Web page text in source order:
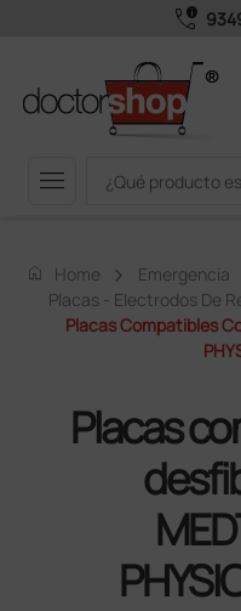
call_quality
menu
home Home Emergencia
Placas - Electrodos De
Placas Compatibles
Placas